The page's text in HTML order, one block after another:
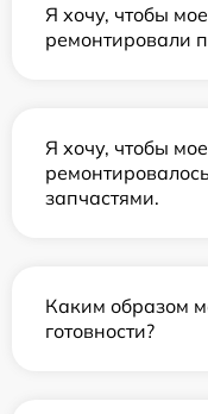
Я хочу, чтобы
ремонтировали
Я хочу, чтобы
запчастями.
Каким образом
готовности?